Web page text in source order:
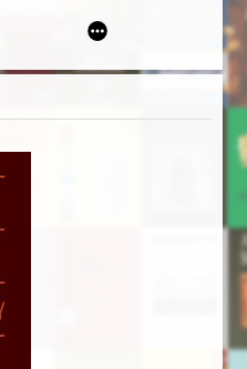
prestiż finansowy i towarzyski